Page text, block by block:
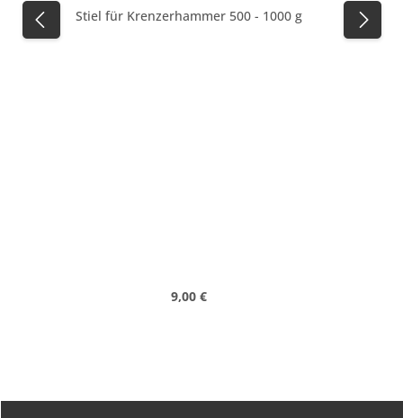
Stiel für Krenzerhammer 500 - 1000 g
Regulärer Preis:
9,00 €